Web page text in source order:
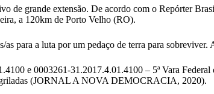
grande extensão. De acordo com o Repórter
a 120km de Porto Velho (RO).
para a luta por um pedaço de terra para
e 0003261-31.2017.4.01.4100 – 5ª Vara
griladas (JORNAL A NOVA DEMOCRACIA, 2020).